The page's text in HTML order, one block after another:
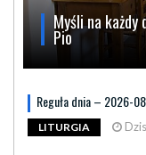
Myśli na każdy
Pio
Reguła dnia – 2026-
LITURGIA